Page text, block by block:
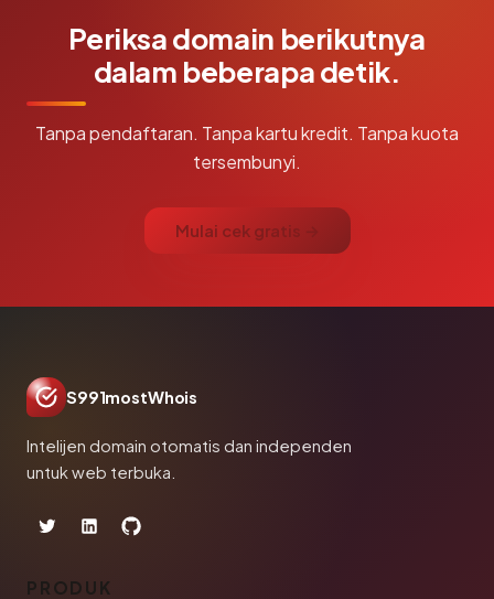
Periksa domain berikutnya
dalam beberapa detik.
Tanpa pendaftaran. Tanpa kartu kredit. Tanpa kuota
tersembunyi.
Mulai cek gratis →
S991mostWhois
Intelijen domain otomatis dan independen
untuk web terbuka.
PRODUK